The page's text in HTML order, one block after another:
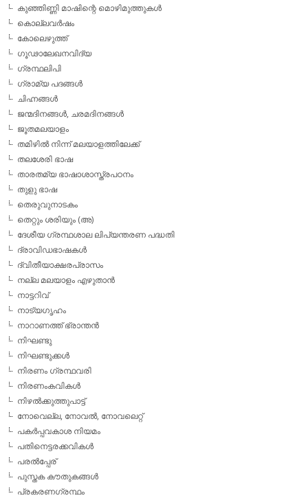
കുഞ്ഞിണ്ണി മാഷിന്റെ മൊഴിമുത്തുകള്‍
കൊല്ലവര്‍ഷം
കോലെഴുത്ത്
ഗൂഢാലേഖനവിദ്യ
ഗ്രന്ഥലിപി
ഗ്രാമ്യ പദങ്ങള്‍
ചിഹ്നങ്ങള്‍
ജന്മദിനങ്ങള്‍, ചരമദിനങ്ങള്‍
ജൂതമലയാളം
തമിഴില്‍ നിന്ന് മലയാളത്തിലേക്ക്
തലശേരി ഭാഷ
താരതമ്യ ഭാഷാശാസ്ത്രപഠനം
തുളു ഭാഷ
തെരുവുനാടകം
തെറ്റും ശരിയും (അ)
ദേശീയ ഗ്രന്ഥശാല ലിപ്യന്തരണ പദ്ധതി
ദ്രാവിഡഭാഷകള്‍
ദ്വിതീയാക്ഷരപ്രാസം
നല്ല മലയാളം എഴുതാന്‍
നാട്ടറിവ്
നാട്യഗൃഹം
നാറാണത്ത് ഭ്രാന്തന്‍
നിഘണ്ടു
നിഘണ്ടുക്കള്‍
നിരണം ഗ്രന്ഥവരി
നിരണംകവികള്‍
നിഴല്‍ക്കുത്തുപാട്ട്
നോവെല്ല, നോവല്‍, നോവലെറ്റ്
പകര്‍പ്പവകാശ നിയമം
പതിനെട്ടരക്കവികള്‍
പരല്‍പ്പേര്
പുസ്തക കൗതുകങ്ങള്‍
പ്രകരണഗ്രന്ഥം